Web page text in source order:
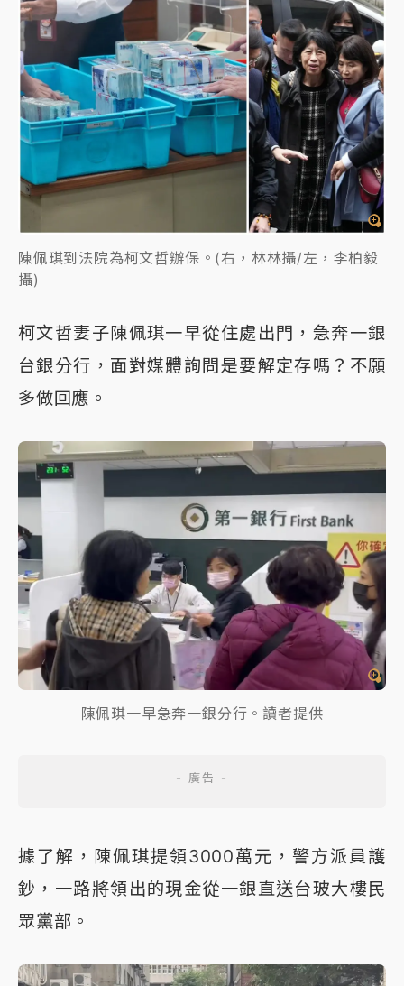
陳佩琪到法院為柯文哲辦保。(右，林林攝/左，李柏毅
攝)
柯文哲妻子陳佩琪一早從住處出門，急奔一銀
台銀分行，面對媒體詢問是要解定存嗎？不願
多做回應。
陳佩琪一早急奔一銀分行。讀者提供
據了解，陳佩琪提領3000萬元，警方派員護
鈔，一路將領出的現金從一銀直送台玻大樓民
眾黨部。